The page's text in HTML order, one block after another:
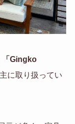
「Gingko
に取り扱ってい